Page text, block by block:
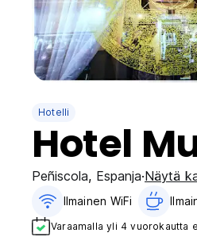
Hotelli
Hotel
Peñiscola, Espanja Näytä
Ilmainen WiFi
Varaamalla yli 4 vuorokautta